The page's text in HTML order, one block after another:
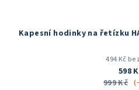
Kapesní hodinky na řetízku
494 Kč
598
999 Kč